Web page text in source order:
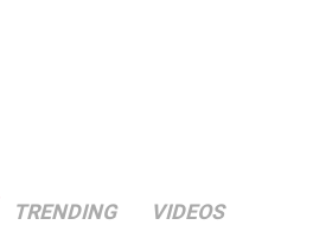
TRENDING VIDEOS